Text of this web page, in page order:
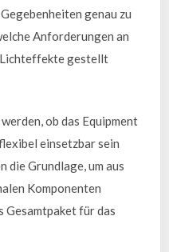
genau zu
Anforderungen an
gestellt
ob das Equipment
einsetzbar sein
die Grundlage, um aus
Komponenten
Gesamtpaket für das